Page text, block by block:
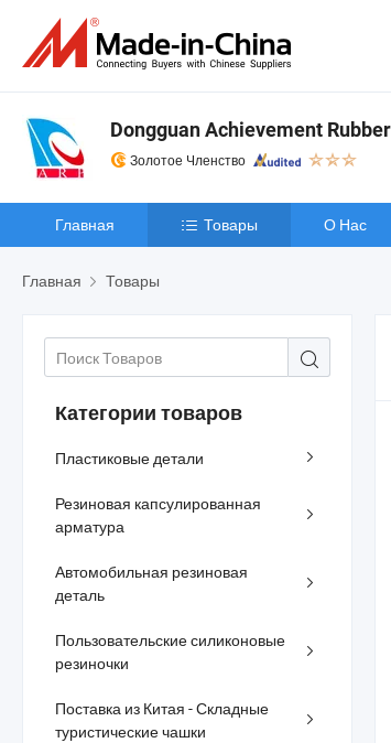
Dongguan Achievement
Золотое Членство
Главная Товары О Нас
Главная Товары
Категории товаров
Пластиковые детали
Резиновая капсулированная
арматура
Автомобильная резиновая
деталь
Пользовательские силиконовые
резиночки
Поставка из Китая - Складные
туристические чашки